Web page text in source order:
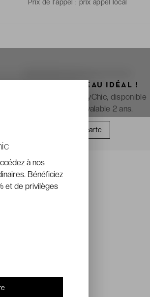
Prix de l'appel : prix appel local
OFFREZ LE CADEAU IDÉAL !
La e-carte cadeau VeryChic, disponible
immédiatement et valable 2 ans.
Offrir une carte
à nos
Bénéficiez
et de privilèges